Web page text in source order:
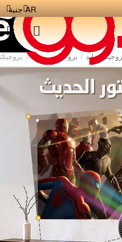
جنية AR
ليد / بروجيكتور مينى /